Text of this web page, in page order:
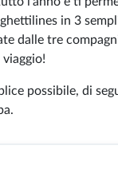
in 3
dalle tre
possibile, di